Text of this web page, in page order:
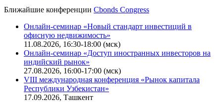
Ближайшие конференции Cbonds Congress
Онлайн-семинар «Новый стандарт инвестиций в
офисную недвижимость»
11.08.2026, 16:30-18:00 (мск)
Онлайн-семинар «Доступ иностранных инвесторов на
индийский рынок»
27.08.2026, 16:00-17:00 (мск)
VIII международная конференция «Рынок капитала
Республики Узбекистан»
17.09.2026, Ташкент